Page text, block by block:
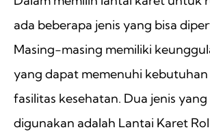
ada beberapa jenis yang bisa
Masing-masing memiliki
yang dapat memenuhi kebutuhan
fasilitas kesehatan. Dua jenis
digunakan adalah Lantai Karet